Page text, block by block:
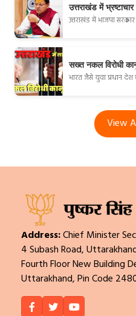
उत्तराखंड में
उत्तराखंड में भाजपा
सख्त नकल विरोधी
भारत जैसे युवा प्रधान देश
View
Address:Chief Minister
4 Subash Road,
Fourth Floor New Building
Uttarakhand, Pin Code